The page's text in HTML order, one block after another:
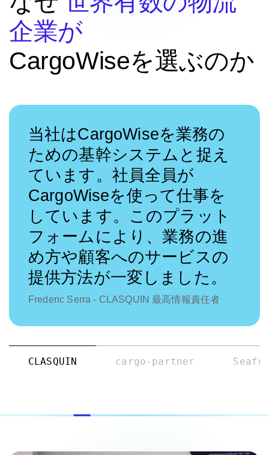
企業が
CargoWiseを選ぶのか
CLASQUIN cargo-partner
当社はCargoWiseを業務の
ための基幹システムと捉え
ています。社員全員が
CargoWiseを使って仕事を
しています。このプラット
フォームにより、業務の進
め方や顧客へのサービスの
提供方法が一変しました。
Frederic Serra - CLASQUIN 最高情報責任者